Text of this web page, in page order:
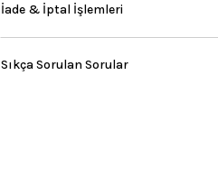
İade & İptal İşlemleri
Sıkça Sorulan Sorular